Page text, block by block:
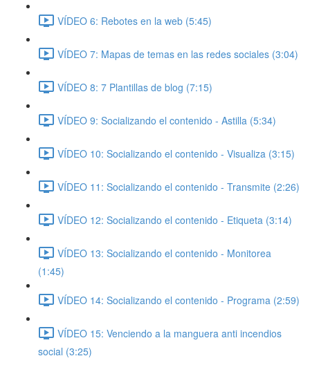
VÍDEO 6: Rebotes en la web (5:45)
VÍDEO 7: Mapas de temas en las redes sociales (3:04)
VÍDEO 8: 7 Plantillas de blog (7:15)
VÍDEO 9: Socializando el contenido - Astilla (5:34)
VÍDEO 10: Socializando el contenido - Visualiza (3:15)
VÍDEO 11: Socializando el contenido - Transmite (2:26)
VÍDEO 12: Socializando el contenido - Etiqueta (3:14)
VÍDEO 13: Socializando el contenido - Monitorea
(1:45)
VÍDEO 14: Socializando el contenido - Programa (2:59)
VÍDEO 15: Venciendo a la manguera anti incendios
social (3:25)